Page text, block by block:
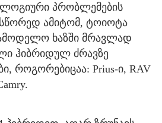
პრობლემების
ამიტომ, ტოიოტა
ხაზში მრავლად
ჰიბრიდულ ძრავზე
როგორებიცაა: Prius-ი, RAV